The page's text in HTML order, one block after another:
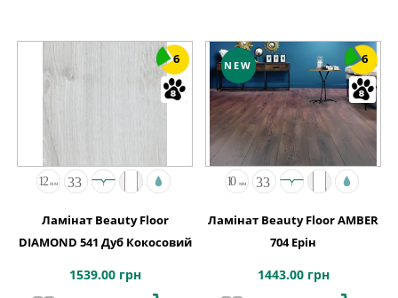
6
Ламінат Beauty Floor
DIAMOND 541 Дуб Кокосовий
1539.00 грн
NEW 6
Ламінат Beauty Floor AMBER
704 Ерін
1443.00 грн